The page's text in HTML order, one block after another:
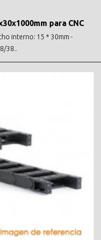
para CNC
interno: 15 * 30mm -
38..